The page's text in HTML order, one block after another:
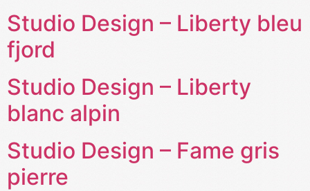
Studio Design – Liberty bleu
fjord
Studio Design – Liberty
blanc alpin
Studio Design – Fame gris
pierre